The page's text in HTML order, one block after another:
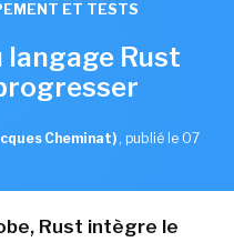
ET TESTS
Rust
Cheminat) , publié le 07
Rust intègre le